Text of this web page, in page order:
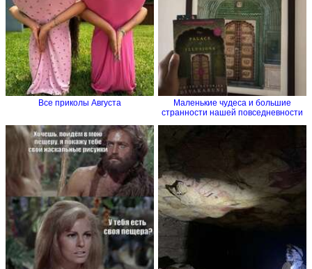
Все приколы Августа
Маленькие чудеса и большие
странности нашей повседневности